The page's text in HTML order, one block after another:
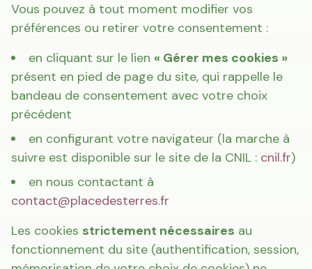
Vous pouvez à tout moment modifier vos
préférences ou retirer votre consentement :
en cliquant sur le lien « Gérer mes cookies »
présent en pied de page du site, qui rappelle le
bandeau de consentement avec votre choix
précédent
en configurant votre navigateur (la marche à
suivre est disponible sur le site de la CNIL : cnil.fr)
en nous contactant à
contact@placedesterres.fr
Les cookies strictement nécessaires au
fonctionnement du site (authentification, session,